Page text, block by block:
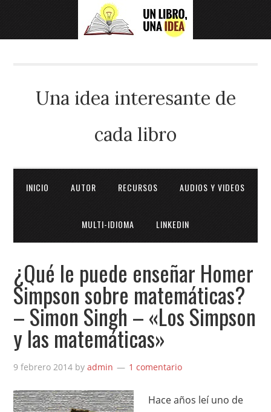
Una idea interesante de
cada libro
INICIO AUTOR RECURSOS AUDIOS Y VIDEOS
MULTI-IDIOMA LINKEDIN
¿Qué le puede enseñar Homer
Simpson sobre matemáticas?
– Simon Singh – «Los Simpson
y las matemáticas»
9 febrero 2014 byadmin 1 comentario
Hace años leí uno de